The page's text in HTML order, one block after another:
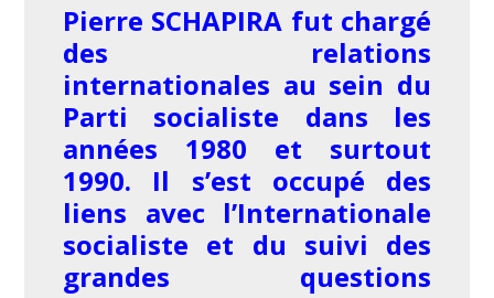
Pierre SCHAPIRA fut chargé
des relations
internationales au sein du
Parti socialiste dans les
années 1980 et surtout
1990. Il s’est occupé des
liens avec l’Internationale
socialiste et du suivi des
grandes questions